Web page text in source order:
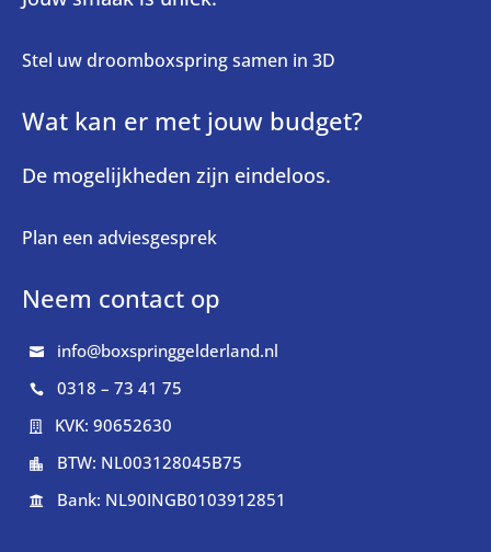
Stel uw droomboxspring samen in 3D
Wat kan er met jouw budget?
De mogelijkheden zijn eindeloos.
Plan een adviesgesprek
Neem contact op
 info@boxspringgelderland.nl
 0318 – 73 41 75
 KVK: 90652630
 BTW: NL003128045B75
 Bank: NL90INGB0103912851